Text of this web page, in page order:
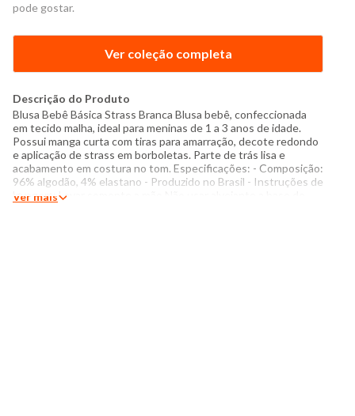
pode gostar.
Ver coleção completa
Descrição do Produto
Blusa Bebê Básica Strass Branca Blusa bebê, confeccionada
em tecido malha, ideal para meninas de 1 a 3 anos de idade.
Possui manga curta com tiras para amarração, decote redondo
e aplicação de strass em borboletas. Parte de trás lisa e
acabamento em costura no tom. Especificações: - Composição:
96% algodão, 4% elastano - Produzido no Brasil - Instruções de
lavagem: Lavar somente a mão Não usar alvejante a base de
Ver mais